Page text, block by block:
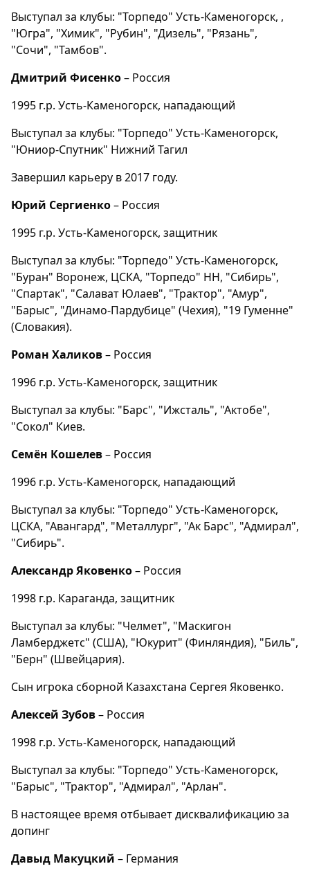
Выступал за клубы: "Торпедо" Усть-Каменогорск, ,
"Югра", "Химик", "Рубин", "Дизель", "Рязань",
"Сочи", "Тамбов".
Дмитрий Фисенко– Россия
1995 г.р. Усть-Каменогорск, нападающий
Выступал за клубы: "Торпедо" Усть-Каменогорск,
"Юниор-Спутник" Нижний Тагил
Завершил карьеру в 2017 году.
Юрий Сергиенко– Россия
1995 г.р. Усть-Каменогорск, защитник
Выступал за клубы: "Торпедо" Усть-Каменогорск,
"Буран" Воронеж, ЦСКА, "Торпедо" НН, "Сибирь",
"Спартак", "Салават Юлаев", "Трактор", "Амур",
"Барыс", "Динамо-Пардубице" (Чехия), "19 Гуменне"
(Словакия).
Роман Халиков– Россия
1996 г.р. Усть-Каменогорск, защитник
Выступал за клубы: "Барс", "Ижсталь", "Актобе",
"Сокол" Киев.
Семён Кошелев– Россия
1996 г.р. Усть-Каменогорск, нападающий
Выступал за клубы: "Торпедо" Усть-Каменогорск,
ЦСКА, "Авангард", "Металлург", "Ак Барс", "Адмирал",
"Сибирь".
Александр Яковенко– Россия
1998 г.р. Караганда, защитник
Выступал за клубы: "Челмет", "Маскигон
Ламберджетс" (США), "Юкурит" (Финляндия), "Биль",
"Берн" (Швейцария).
Сын игрока сборной Казахстана Сергея Яковенко.
Алексей Зубов– Россия
1998 г.р. Усть-Каменогорск, нападающий
Выступал за клубы: "Торпедо" Усть-Каменогорск,
"Барыс", "Трактор", "Адмирал", "Арлан".
В настоящее время отбывает дисквалификацию за
допинг
Давыд Макуцкий – Германия